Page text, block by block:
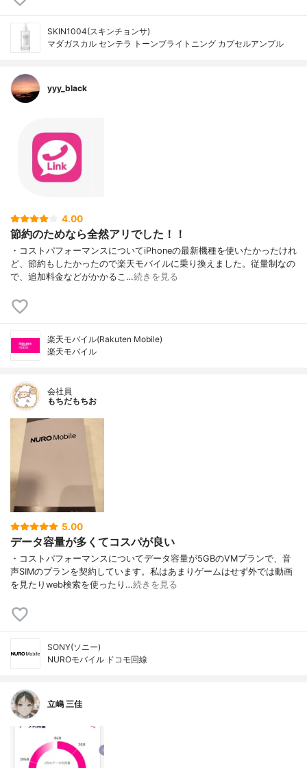
SKIN1004(スキンチョンサ)
マダガスカル センテラ トーンブライトニング カプセルアンプル
yyy_black
4.00
節約のためなら全然アリでした！！
・コストパフォーマンスについてiPhoneの最新機種を使いたかったけれ
ど、節約もしたかったので楽天モバイルに乗り換えました。従量制なの
で、追加料金などがかかるこ…続きを見る
楽天モバイル(Rakuten Mobile)
楽天モバイル
会社員
もちだもちお
5.00
データ容量が多くてコスパが良い
・コストパフォーマンスについてデータ容量が5GBのVMプランで、音
声SIMのプランを契約しています。私はあまりゲームはせず外では動画
を見たりweb検索を使ったり…続きを見る
SONY(ソニー)
NUROモバイル ドコモ回線
立嶋 三佳